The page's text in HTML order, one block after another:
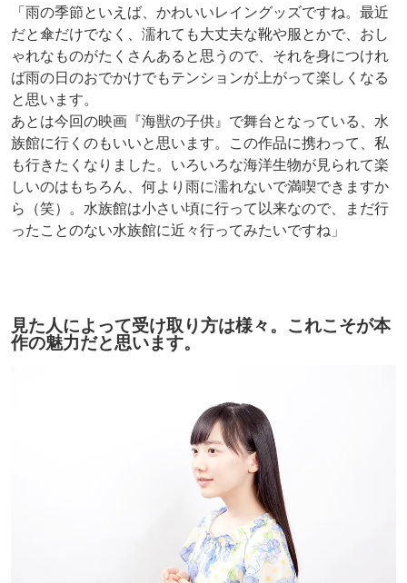
「雨の季節といえば、かわいいレイングッズですね。最近
だと傘だけでなく、濡れても大丈夫な靴や服とかで、おし
ゃれなものがたくさんあると思うので、それを身につけれ
ば雨の日のおでかけでもテンションが上がって楽しくなる
と思います。
あとは今回の映画『海獣の子供』で舞台となっている、水
族館に行くのもいいと思います。この作品に携わって、私
も行きたくなりました。いろいろな海洋生物が見られて楽
しいのはもちろん、何より雨に濡れないで満喫できますか
ら（笑）。水族館は小さい頃に行って以来なので、まだ行
ったことのない水族館に近々行ってみたいですね」
見た人によって受け取り方は様々。これこそが本
作の魅力だと思います。